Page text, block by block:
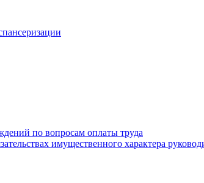
по вопросам оплаты труда
имущественного характера